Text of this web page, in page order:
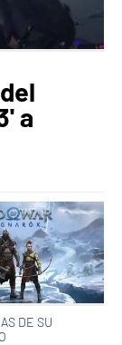
a
DE SU